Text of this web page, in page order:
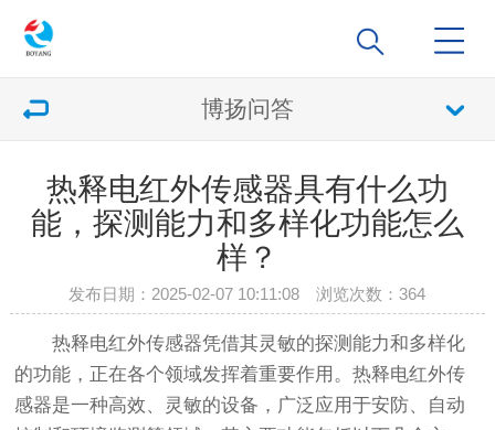
博扬问答
热释电红外传感器具有什么功
能，探测能力和多样化功能怎么
样？
发布日期：2025-02-07 10:11:08 浏览次数：364
热释电红外传感器凭借其灵敏的探测能力和多样化
的功能，正在各个领域发挥着重要作用。热释电红外传
感器是一种高效、灵敏的设备，广泛应用于安防、自动